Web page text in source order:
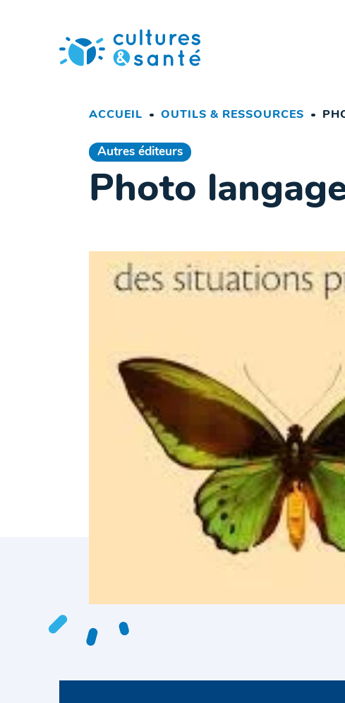
ACCUEIL OUTILS & RESSOURCES
Autres éditeurs
Photo